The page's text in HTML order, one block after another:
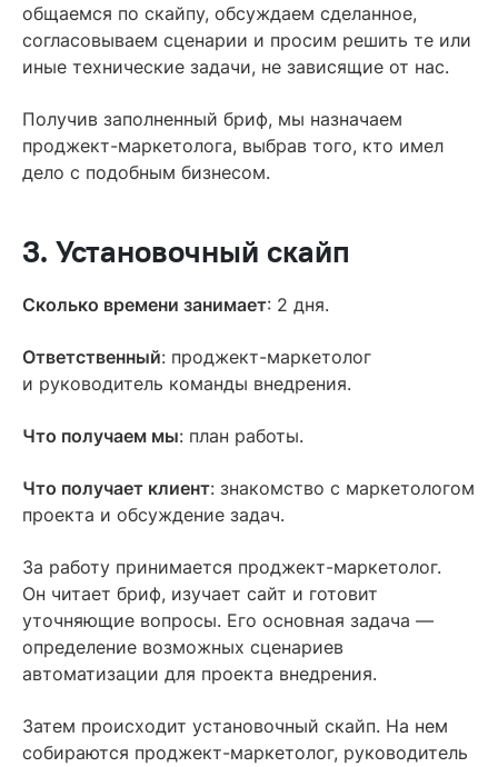
общаемся по скайпу, обсуждаем сделанное,
согласовываем сценарии и просим решить те или
иные технические задачи, не зависящие от нас.
Получив заполненный бриф, мы назначаем
проджект-маркетолога, выбрав того, кто имел
дело с подобным бизнесом.
3. Установочный скайп
Сколько времени занимает: 2 дня.
Ответственный: проджект-маркетолог
и руководитель команды внедрения.
Что получаем мы: план работы.
Что получает клиент: знакомство с маркетологом
проекта и обсуждение задач.
За работу принимается проджект-маркетолог.
Он читает бриф, изучает сайт и готовит
уточняющие вопросы. Его основная задача —
определение возможных сценариев
автоматизации для проекта внедрения.
Затем происходит установочный скайп. На нем
собираются проджект-маркетолог, руководитель